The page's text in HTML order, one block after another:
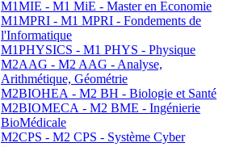
M1MIE - M1 MiE - Master en Economie
M1MPRI - M1 MPRI - Fondements de
l'Informatique
M1PHYSICS - M1 PHYS - Physique
M2AAG - M2 AAG - Analyse,
Arithmétique, Géométrie
M2BIOHEA - M2 BH - Biologie et Santé
M2BIOMECA - M2 BME - Ingénierie
BioMédicale
M2CPS - M2 CPS - Système Cyber